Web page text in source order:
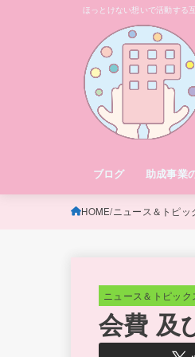
ほっとけない想いで活動する
ブログ 助成事業
HOME ニュース＆トピッ
ニュース＆トピック
会費 及